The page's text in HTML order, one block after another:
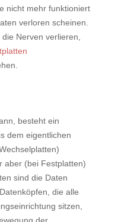
nicht mehr funktioniert
verloren scheinen.
Nerven verlieren,
besteht ein
dem eigentlichen
aber (bei Festplatten)
sind die Daten
die alle
sitzen,